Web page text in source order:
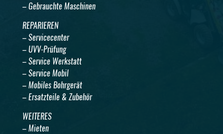
– Gebrauchte Maschinen
REPARIEREN
– Servicecenter
– UVV-Prüfung
– Service Werkstatt
– Service Mobil
– Mobiles Bohrgerät
– Ersatzteile & Zubehör
WEITERES
– Mieten